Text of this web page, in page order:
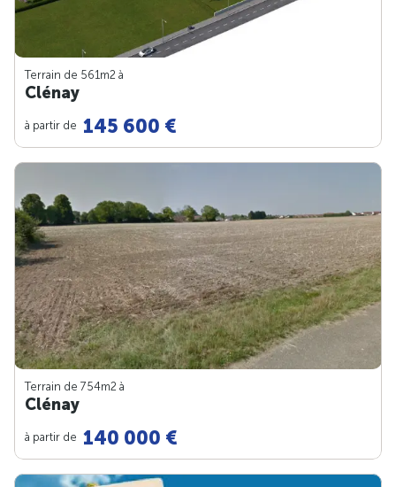
Terrain de 561m2 à
Clénay
à partir de 145 600 €
Terrain de 754m2 à
Clénay
à partir de 140 000 €